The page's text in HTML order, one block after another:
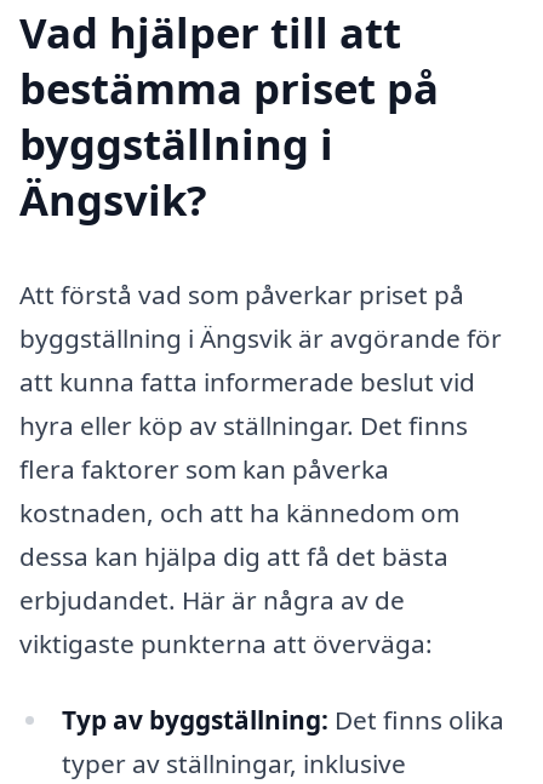
Vad hjälper till att
bestämma priset på
byggställning i
Ängsvik?
Att förstå vad som påverkar priset på
byggställning i Ängsvik är avgörande för
att kunna fatta informerade beslut vid
hyra eller köp av ställningar. Det finns
flera faktorer som kan påverka
kostnaden, och att ha kännedom om
dessa kan hjälpa dig att få det bästa
erbjudandet. Här är några av de
viktigaste punkterna att överväga:
Typ av byggställning: Det finns olika
typer av ställningar, inklusive